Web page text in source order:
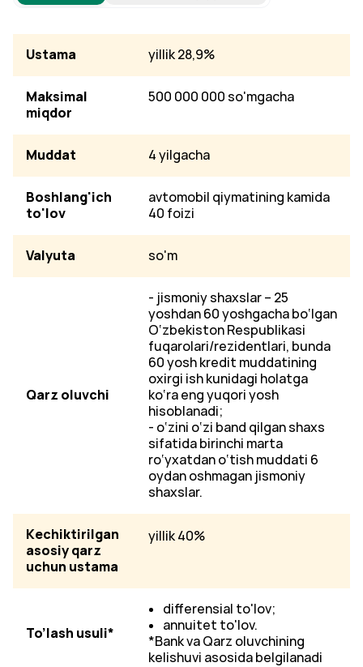
Ustama yillik 28,9%
Maksimal
miqdor
500 000 000 so'mgacha
Muddat 4 yilgacha
Boshlang'ich
to'lov
avtomobil qiymatining kamida
40 foizi
Valyuta so'm
Qarz oluvchi
- jismoniy shaxslar – 25
yoshdan 60 yoshgacha bo‘lgan
O‘zbekiston Respublikasi
fuqarolari/rezidentlari, bunda
60 yosh kredit muddatining
oxirgi ish kunidagi holatga
ko‘ra eng yuqori yosh
hisoblanadi;
- o‘zini o‘zi band qilgan shaxs
sifatida birinchi marta
ro‘yxatdan o‘tish muddati 6
oydan oshmagan jismoniy
shaxslar.
Kеchiktirilgаn
аsоsiy qаrz
uchun ustama
yillik 40%
To’lаsh usuli*
differensial to'lov;
annuitet to'lov.
*Bank va Qarz oluvchining
kelishuvi asosida belgilanadi